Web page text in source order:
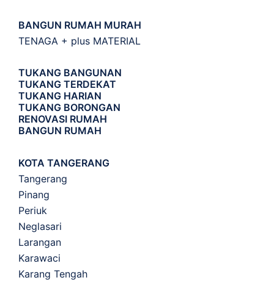
BANGUN RUMAH MURAH
TENAGA + plus MATERIAL
TUKANG BANGUNAN
TUKANG TERDEKAT
TUKANG HARIAN
TUKANG BORONGAN
RENOVASI RUMAH
BANGUN RUMAH
KOTA TANGERANG
Tangerang
Pinang
Periuk
Neglasari
Larangan
Karawaci
Karang Tengah